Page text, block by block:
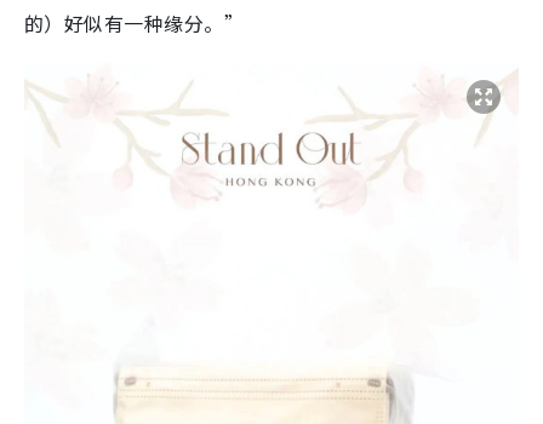
的）好似有一种缘分。”